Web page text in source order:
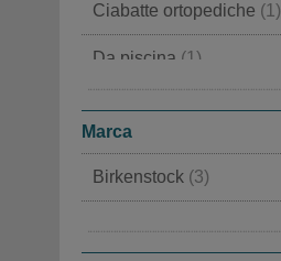
Ciabatte ortopediche (1)
Da piscina (1)
Marca
Birkenstock (3)